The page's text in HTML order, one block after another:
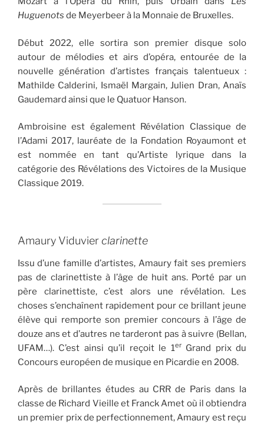
Huguenots de Meyerbeer à la Monnaie de Bruxelles.
Début 2022, elle sortira son premier disque solo
autour de mélodies et airs d’opéra, entourée de la
nouvelle génération d’artistes français talentueux :
Mathilde Calderini, Ismaël Margain, Julien Dran, Anaïs
Gaudemard ainsi que le Quatuor Hanson.
Ambroisine est également Révélation Classique de
l’Adami 2017, lauréate de la Fondation Royaumont et
est nommée en tant qu’Artiste lyrique dans la
catégorie des Révélations des Victoires de la Musique
Classique 2019.
Amaury Viduvierclarinette
Issu d’une famille d’artistes, Amaury fait ses premiers
pas de clarinettiste à l’âge de huit ans. Porté par un
père clarinettiste, c’est alors une révélation. Les
choses s’enchaînent rapidement pour ce brillant jeune
élève qui remporte son premier concours à l’âge de
douze ans et d’autres ne tarderont pas à suivre (Bellan,
UFAM…). C’est ainsi qu’il reçoit le 1erGrand prix du
Concours européen de musique en Picardie en 2008.
Après de brillantes études au CRR de Paris dans la
classe de Richard Vieille et Franck Amet où il obtiendra
un premier prix de perfectionnement, Amaury est reçu